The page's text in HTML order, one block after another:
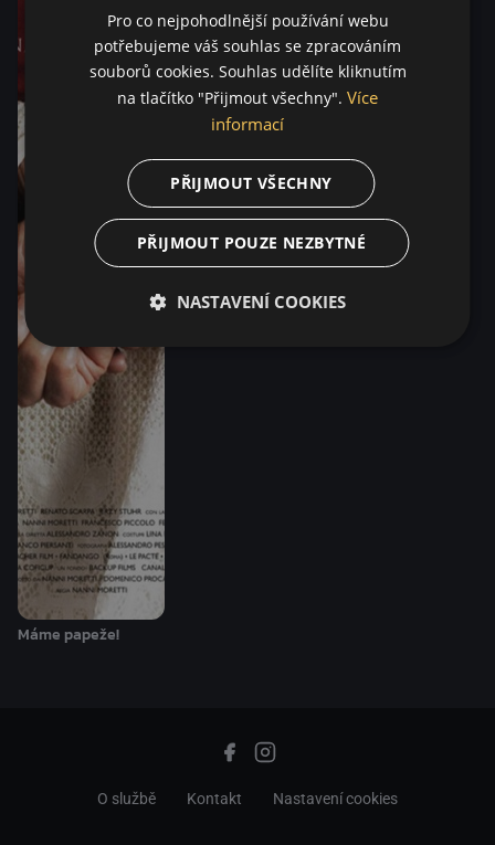
Máme papeže!
O službě Kontakt Nastavení cookies
Pro co nejpohodlnější používání webu
potřebujeme váš souhlas se zpracováním
souborů cookies. Souhlas udělíte kliknutím
na tlačítko "Přijmout všechny". Více
informací
PŘIJMOUT VŠECHNY
PŘIJMOUT POUZE NEZBYTNÉ
NASTAVENÍ COOKIES